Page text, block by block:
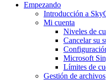
Empezando
Introducción a
Mi cuenta
Niveles de
Cancelar su
Microsoft
Límites de
Gestión de archivos